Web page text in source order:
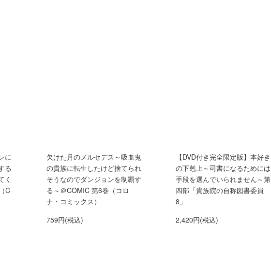
に
る
く
C
欠けた月のメルセデス～吸血鬼
の貴族に転生したけど捨てられ
そうなのでダンジョンを制覇す
る～＠COMIC 第6巻（コロ
ナ・コミックス）
759円(税込)
【DVD付き完全限定版】本好き
の下剋上～司書になるためには
手段を選んでいられません～第
四部「貴族院の自称図書委員
8」
2,420円(税込)